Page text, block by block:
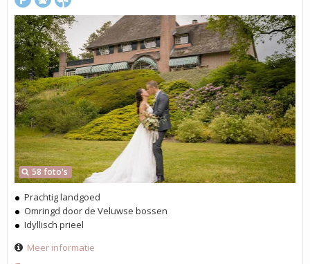
58 foto's
Prachtig landgoed
Omringd door de Veluwse bossen
Idyllisch prieel
Meer informatie